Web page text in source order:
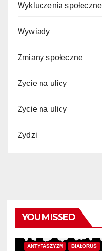
Wykluczenia społeczne
Wywiady
Zmiany społeczne
Życie na ulicy
Życie na ulicy
Żydzi
YOU MISSED
ANTYFASZYZM BIAŁORUŚ